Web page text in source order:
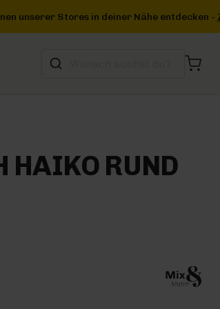
-Zum Storefinder+++
HAIKO RUND